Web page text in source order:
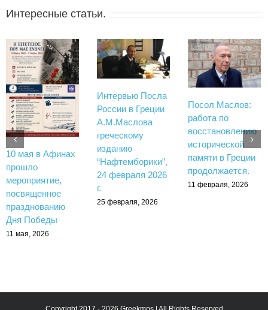
Интересные статьи.
10 мая в Афинах
прошло
мероприятие,
посвященное
празднованию
Дня Победы
11 мая, 2026
Интервью Посла
России в Греции
А.М.Маслова
греческому
изданию
“Нафтемборики”,
24 февраля 2026
г.
25 февраля, 2026
Посол Маслов:
работа по
восстановлению
исторической
памяти в Греции
продолжается.
11 февраля, 2026